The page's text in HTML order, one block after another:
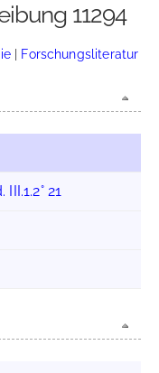
11294
| Forschungsliteratur
III.1.2° 21